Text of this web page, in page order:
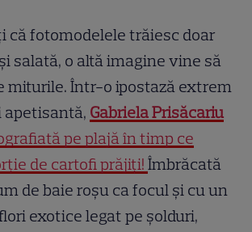
că fotomodelele trăiesc doar
salată, o altă imagine vine să
miturile. Într-o ipostază extrem
apetisantă, Gabriela Prisăcariu
pe plajă în timp ce
de cartofi prăjiți!Îmbrăcată
de baie roșu ca focul și cu un
exotice legat pe șolduri,